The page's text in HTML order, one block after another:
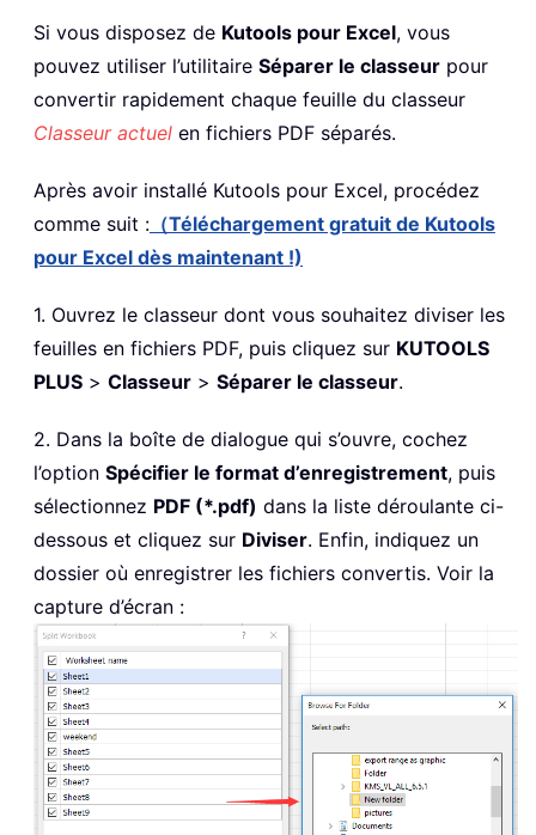
Si vous disposez de Kutools pour Excel, vous
pouvez utiliser l’utilitaire Séparer le classeur pour
convertir rapidement chaque feuille du classeur
Classeur actuel en fichiers PDF séparés.
Après avoir installé Kutools pour Excel, procédez
comme suit : （Téléchargement gratuit de Kutools
pour Excel dès maintenant !)
1. Ouvrez le classeur dont vous souhaitez diviser les
feuilles en fichiers PDF, puis cliquez sur KUTOOLS
PLUS > Classeur > Séparer le classeur.
2. Dans la boîte de dialogue qui s’ouvre, cochez
l’option Spécifier le format d’enregistrement, puis
sélectionnez PDF (*.pdf) dans la liste déroulante ci-
dessous et cliquez sur Diviser. Enfin, indiquez un
dossier où enregistrer les fichiers convertis. Voir la
capture d’écran :